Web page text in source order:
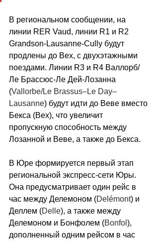
В региональном сообщении, на
линии RER Vaud, линии R1 и R2
Grandson-Lausanne-Cully будут
продлены до Bex, с двухэтажными
поездами. Линии R3 и R4 Валлорб/
Ле Брассюс-Ле Дей-Лозанна
(Vallorbe/Le Brassus–Le Day–
Lausanne) будут идти до Веве вместо
Бекса (Bex), что увеличит
пропускную способность между
Лозанной и Веве, а также до Бекса.
В Юре формируется первый этап
региональной экспресс-сети Юры.
Она предусматривает один рейс в
час между Делемоном (Delémont) и
Деллем (Delle), а также между
Делемоном и Бонфолем (Bonfol ),
дополненный одним рейсом в час